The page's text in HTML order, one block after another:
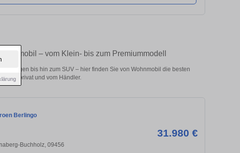
– vom Klein- bis zum Premiummodell
bis hin zum SUV – hier finden Sie von Wohnmobil die besten
von privat und vom Händler.
Berlingo
31.980 €
Buchholz, 09456